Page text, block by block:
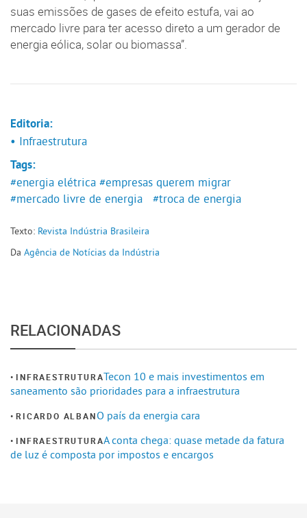
suas emissões de gases de efeito estufa, vai ao
mercado livre para ter acesso direto a um gerador de
energia eólica, solar ou biomassa”.
Editoria:
• Infraestrutura
Tags:
#energia elétrica #empresas querem migrar
#mercado livre de energia
#troca de energia
Texto: Revista Indústria Brasileira
Da Agência de Notícias da Indústria
RELACIONADAS
INFRAESTRUTURATecon 10 e mais investimentos em
saneamento são prioridades para a infraestrutura
RICARDO ALBANO país da energia cara
INFRAESTRUTURAA conta chega: quase metade da fatura
de luz é composta por impostos e encargos